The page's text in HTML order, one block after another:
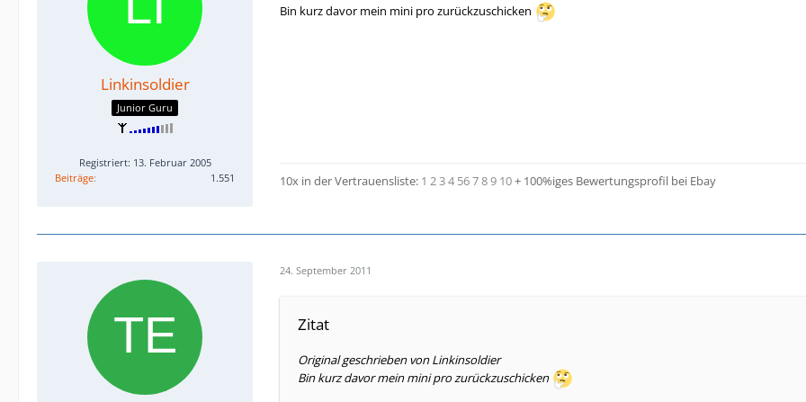
Linkinsoldier
Junior Guru
Registriert: 13. Februar 2005
Beiträge
1.551
Bin kurz davor mein mini pro zurückzuschicken
10x in der Vertrauensliste: 1 234 56789 10+ 100%iges Bewertungsprofil bei Ebay
24. September 2011
Zitat
Original geschrieben von Linkinsoldier
Bin kurz davor mein mini pro zurückzuschicken